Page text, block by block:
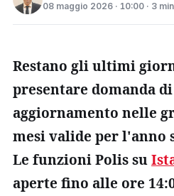
08 maggio 2026 · 10:00 · 3
Restano gli ultimi
presentare domanda
aggiornamento nelle
mesi valide per l'anno
Le funzioni Polis su
aperte fino alle ore